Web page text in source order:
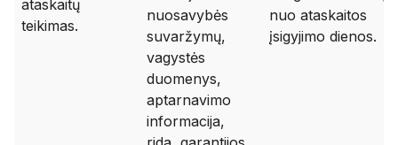
ataskaitų
teikimas.
nuosavybės
suvaržymų,
vagystės
duomenys,
aptarnavimo
informacija,
nuo ataskaitos
įsigyjimo dienos.